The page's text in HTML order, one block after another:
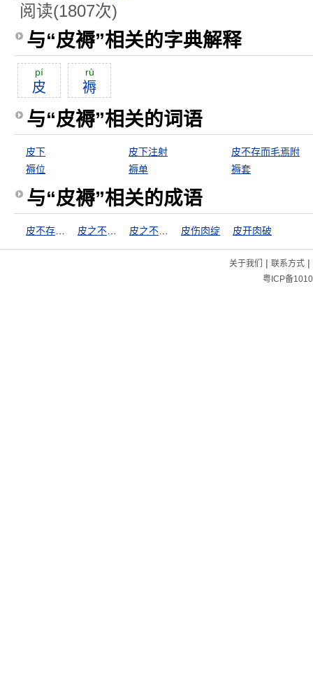
阅读(1807次)
与“皮褥”相关的字典解释
pí
皮
rù
褥
与“皮褥”相关的词语
皮下 皮下注射
皮不存而毛焉附
褥位
褥单 褥套
与“皮褥”相关的成语
皮伤肉绽 皮开肉破
关于我们 | 联系方式|
粤ICP备